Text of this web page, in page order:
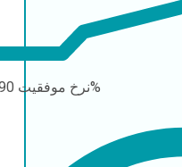
نرخ موفقیت90-95%